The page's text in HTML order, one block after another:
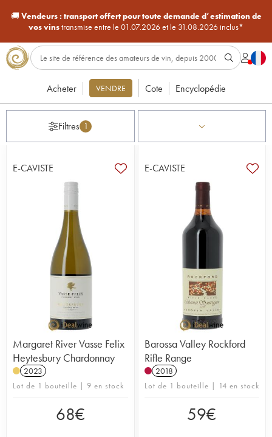
🚚Vendeurs : transport offert pour toute demande d’estimation de
vos vinstransmise entre le 01.07.2026 et le 31.08.2026 inclus*
Acheter VENDRE Cote Encyclopédie
Filtres 1
E-CAVISTE
Margaret River Vasse Felix
Heytesbury Chardonnay
2023
Lot de 1 bouteille | 9 en stock
68€
E-CAVISTE
Barossa Valley Rockford
Rifle Range
2018
Lot de 1 bouteille | 14 en stock
59€